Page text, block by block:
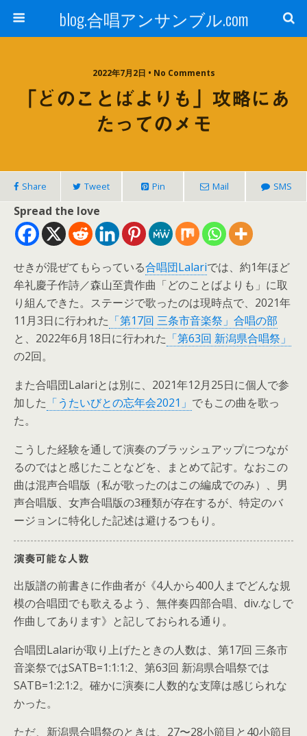
blog.合唱アンサンブル.com
2022年7月2日 • No Comments
「どのことばよりも」攻略にあ
たってのメモ
Share Tweet Pin Mail SMS
Spread the love
せきが混ぜてもらっている合唱団Lalariでは、約1年ほど
牟礼慶子作詩／森山至貴作曲「どのことばよりも」に取
り組んできた。ステージで歌ったのは現時点で、2021年
11月3日に行われた 「第17回 三条市音楽祭」合唱の部
と、2022年6月18日に行われた 「第63回 新潟県合唱祭」
の2回。
また合唱団Lalariとは別に、2021年12月25日に個人で参
加した 「うたいびとの忘年会2021」 でもこの曲を歌っ
た。
こうした経験を通して演奏のブラッシュアップにつなが
るのではと感じたことなどを、まとめて記す。なおこの
曲は混声合唱版（私が歌ったのはこの編成でのみ）、男
声合唱版、女声合唱版の3種類が存在するが、特定のバ
ージョンに特化した記述は避けるつもり。
演奏可能な人数
出版譜の前書きに作曲者が《4人から400人までどんな規
模の合唱団でも歌えるよう、無伴奏四部合唱、div.なしで
作曲してあります》と記しておられる通り。
合唱団Lalariが取り上げたときの人数は、第17回 三条市
音楽祭ではSATB=1:1:1:2、第63回 新潟県合唱祭では
SATB=1:2:1:2。確かに演奏に人数的な支障は感じられな
かった。
ただ、新潟県合唱祭のときは、27〜28小節目と40小節目